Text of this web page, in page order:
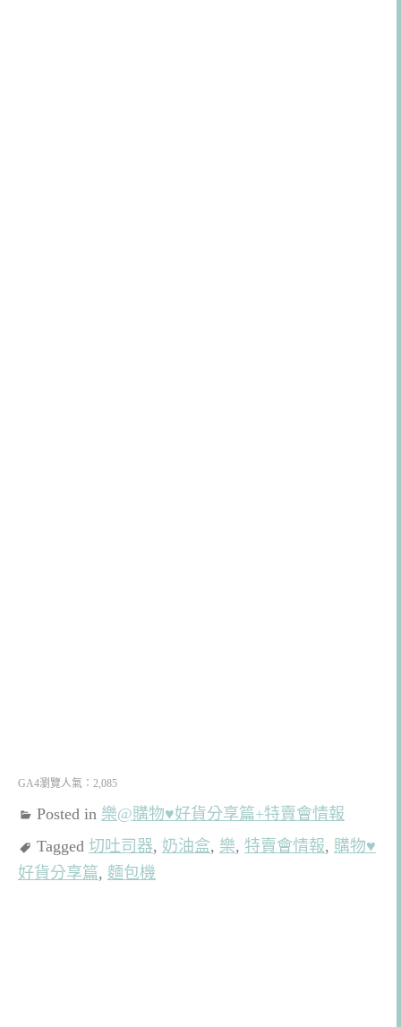
GA4瀏覽人氣：2,085
Posted in 樂@購物♥好貨分享篇+特賣會情報
Tagged 切吐司器, 奶油盒, 樂, 特賣會情報, 購物♥
好貨分享篇, 麵包機